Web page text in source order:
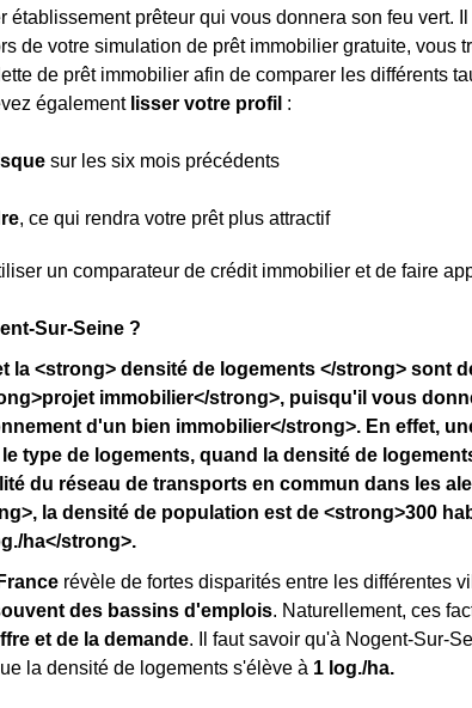
prêteur qui vous donnera son feu vert.
de votre simulation de prêt immobilier gratuite, vous
de prêt immobilier afin de comparer les différents
également lisser votre profil :
sur les six mois précédents
, ce qui rendra votre prêt plus attractif
un comparateur de crédit immobilier et de faire
Sur-Seine ?
la <strong> densité de logements </strong> sont
immobilier</strong>, puisqu'il vous
d'un bien immobilier</strong>. En effet,
type de logements, quand la densité de
du réseau de transports en commun dans les
la densité de population est de <strong>300
ha</strong>.
révèle de fortes disparités entre les différentes
des bassins d'emplois. Naturellement, ces
et de la demande. Il faut savoir qu'à Nogent-Sur-
la densité de logements s'élève à 1 log./ha.